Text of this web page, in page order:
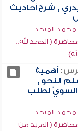
, شرح أحاديث
محمد المنجد
( الحمد لله..
أهمية
النحو ,
السويّ لطلب
محمد المنجد
( المزيد من